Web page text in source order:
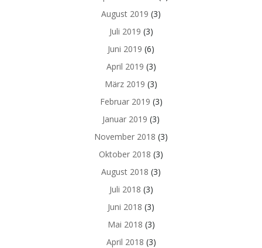
August 2019 (3)
Juli 2019 (3)
Juni 2019 (6)
April 2019 (3)
März 2019 (3)
Februar 2019 (3)
Januar 2019 (3)
November 2018 (3)
Oktober 2018 (3)
August 2018 (3)
Juli 2018 (3)
Juni 2018 (3)
Mai 2018 (3)
April 2018 (3)